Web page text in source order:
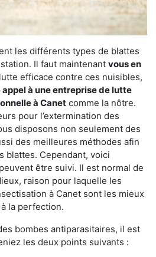
les différents types de blattes
Il faut maintenant vous en
efficace contre ces nuisibles,
à une entreprise de lutte
à Canet comme la nôtre.
pour l’extermination des
disposons non seulement des
des meilleures méthodes afin
blattes. Cependant, voici
être suivi. Il est normal de
raison pour laquelle les
à Canet sont les mieux
la perfection.
bombes antiparasitaires, il est
les deux points suivants :